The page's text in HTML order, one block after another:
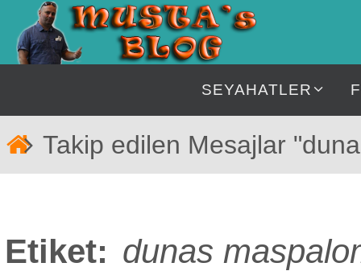
İçeriğe
geç
SEYAHATLER
Takip edilen Mesajlar
Etiket: dunas